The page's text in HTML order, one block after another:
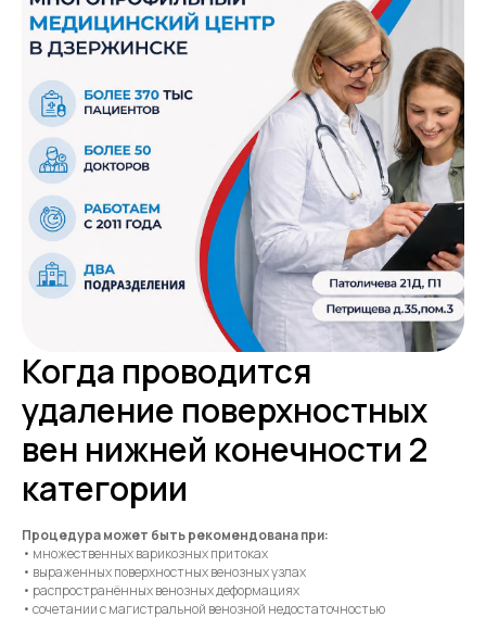
Когда проводится
удаление поверхностных
вен нижней конечности 2
категории
Процедура может быть рекомендована при:
• множественных варикозных притоках
• выраженных поверхностных венозных узлах
• распространённых венозных деформациях
• сочетании с магистральной венозной недостаточностью